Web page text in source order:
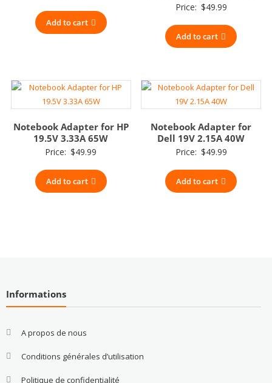
Add to cart
Price: $49.99
Add to cart
Notebook Adapter for HP
19.5V 3.33A 65W
Price: $49.99
Add to cart
Notebook Adapter for
Dell 19V 2.15A 40W
Price: $49.99
Add to cart
Informations
A propos de nous
Conditions générales d’utilisation
Politique de confidentialité